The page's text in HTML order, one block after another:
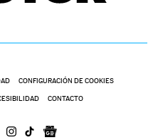
CONFIGURACIÓN DE COOKIES
CONTACTO